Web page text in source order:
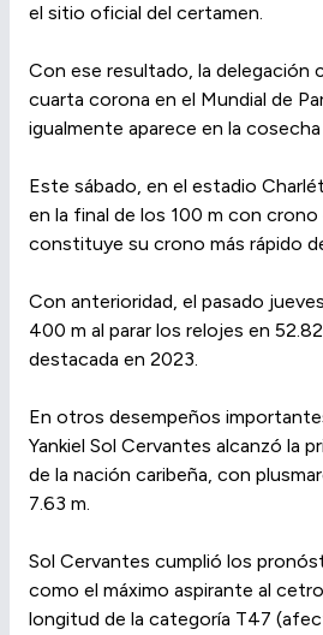
el sitio oficial del certamen.
Con ese resultado, la delegación
cuarta corona en el Mundial de
igualmente aparece en la
Este sábado, en el estadio
en la final de los 100 m con crono
constituye su crono más rápido
Con anterioridad, el pasado
400 m al parar los relojes en
destacada en 2023.
En otros desempeños
Yankiel Sol Cervantes alcanzó la
de la nación caribeña, con
7.63 m.
Sol Cervantes cumplió los
como el máximo aspirante al
longitud de la categoría T47